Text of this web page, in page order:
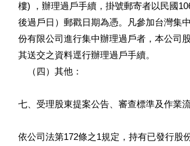
樓) ，辦理過戶手續，掛號郵寄者以民國
後過戶日）郵戳日期為憑。凡參加台灣集
份有限公司進行集中辦理過戶者，本公司
其送交之資料逕行辦理過戶手續。
（四）其他：
七、受理股東提案公告、審查標準及作業
依公司法第172條之1規定，持有已發行股